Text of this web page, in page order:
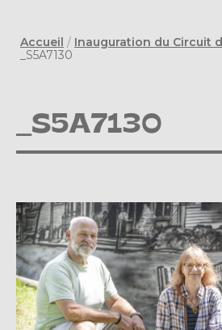
Accueil / Inauguration du Circuit
_S5A7130
_S5A7130